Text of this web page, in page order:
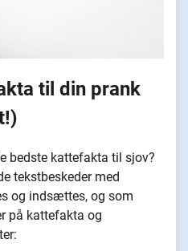
til din prank
bedste kattefakta til sjov?
tekstbeskeder med
og indsættes, og som
på kattefakta og